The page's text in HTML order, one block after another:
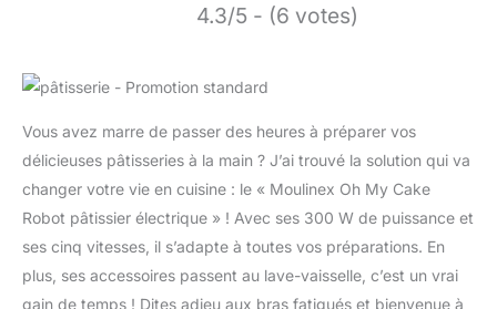
4.3/5 - (6 votes)
Vous avez marre de passer des heures à préparer vos
délicieuses pâtisseries à la main ? J’ai trouvé la solution qui va
changer votre vie en cuisine : le « Moulinex Oh My Cake
Robot pâtissier électrique » ! Avec ses 300 W de puissance et
ses cinq vitesses, il s’adapte à toutes vos préparations. En
plus, ses accessoires passent au lave-vaisselle, c’est un vrai
gain de temps ! Dites adieu aux bras fatigués et bienvenue à